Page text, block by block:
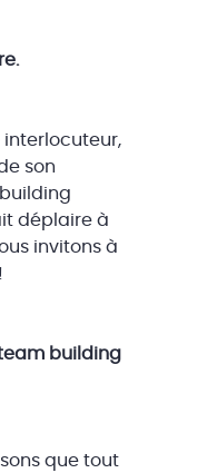
interlocuteur,
son
déplaire à
invitons à
building
que tout